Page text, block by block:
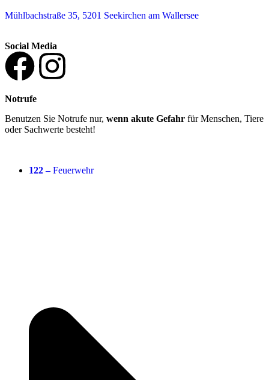
Mühlbachstraße 35, 5201 Seekirchen am Wallersee
Social Media
Notrufe
Benutzen Sie Notrufe nur, wenn akute Gefahr für Menschen, Tiere
oder Sachwerte besteht!
122 –Feuerwehr